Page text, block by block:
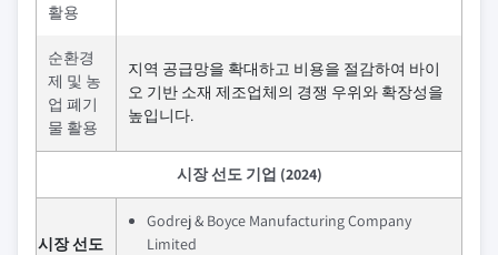
활용
순환경
제 및 농
업 폐기
물 활용
지역 공급망을 확대하고 비용을 절감하여 바이
오 기반 소재 제조업체의 경쟁 우위와 확장성을
높입니다.
시장 선도 기업 (2024)
시장 선도
Godrej & Boyce Manufacturing Company
Limited